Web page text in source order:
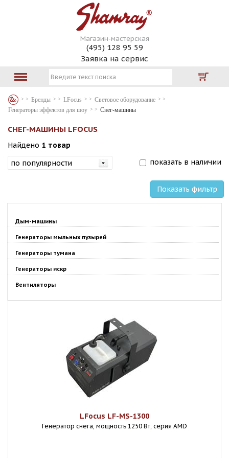
Магазин-мастерская
(495) 128 95 59
Заявка на сервис
Бренды LFocus
Световое оборудование
Генераторы эффектов для шоу
Снег-машины
СНЕГ-МАШИНЫ LFOCUS
Найдено 1 товар
показать в наличии
Показать фильтр
Дым-машины
Генераторы мыльных пузырей
Генераторы тумана
Генераторы искр
Вентиляторы
LFocus LF-MS-1300
Генератор снега, мощность 1250 Вт, серия AMD